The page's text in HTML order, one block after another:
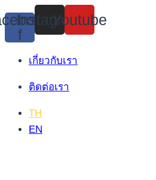
Skip
to
content
f
Instagram
Youtube
เกี่ยวกับเรา
ติดต่อเรา
TH
EN